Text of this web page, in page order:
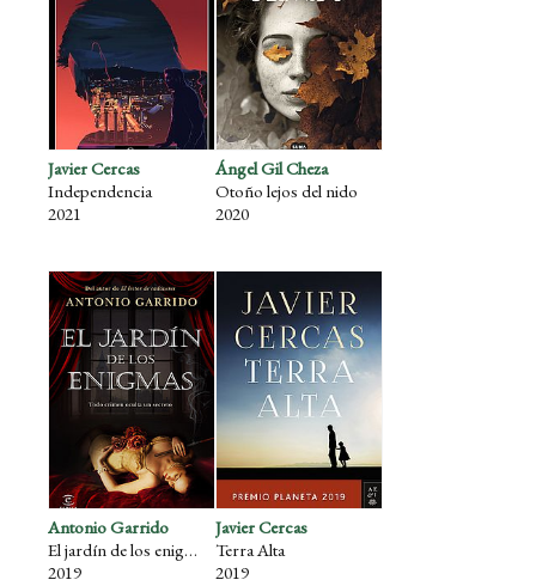
Javier Cercas
Independencia
2021
Ángel Gil Cheza
Otoño lejos del nido
2020
Antonio Garrido
El jardín de los enigmas
2019
Javier Cercas
Terra Alta
2019